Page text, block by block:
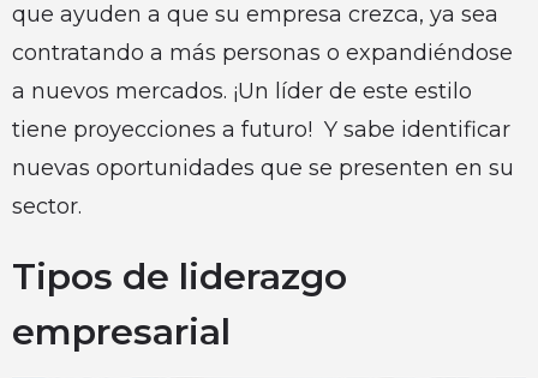
que ayuden a que su empresa crezca, ya sea
contratando a más personas o expandiéndose
a nuevos mercados. ¡Un líder de este estilo
tiene proyecciones a futuro! Y sabe identificar
nuevas oportunidades que se presenten en su
sector.
Tipos de liderazgo
empresarial